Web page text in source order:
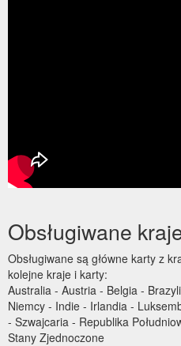
Obsługiwane
Obsługiwane są główne karty z
kolejne kraje i karty:
Australia - Austria - Belgia -
Niemcy - Indie - Irlandia -
- Szwajcaria - Republika
Stany Zjednoczone